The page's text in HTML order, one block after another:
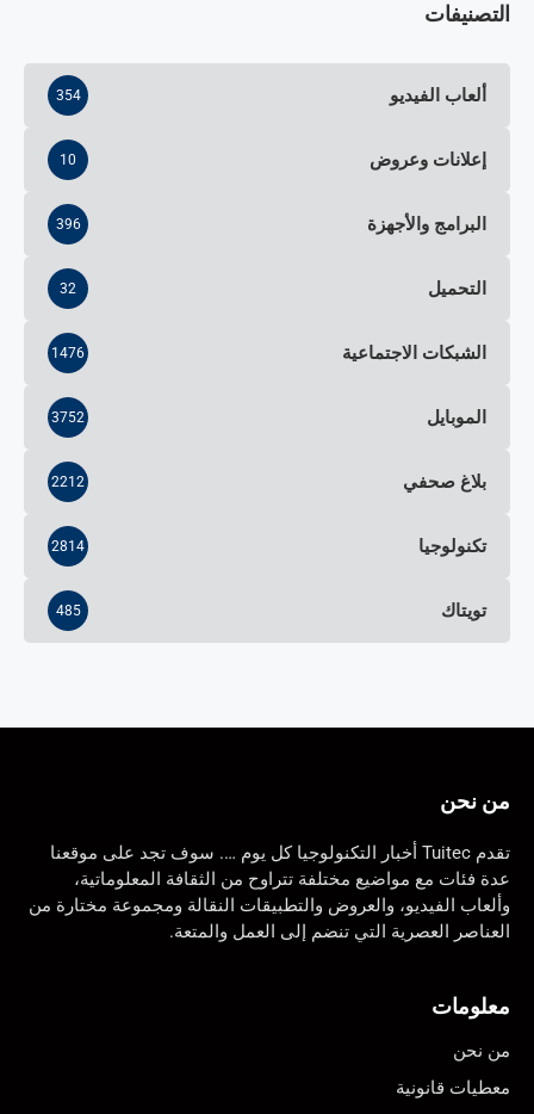
التصنيفات
ألعاب الفيديو 354
إعلانات وعروض 10
البرامج والأجهزة 396
التحميل 32
الشبكات الاجتماعية 1476
الموبايل 3752
بلاغ صحفي 2212
تكنولوجيا 2814
تويتاك 485
من نحن
تقدم Tuitec أخبار التكنولوجيا كل يوم …. سوف تجد على موقعنا
عدة فئات مع مواضيع مختلفة تتراوح من الثقافة المعلوماتية،
وألعاب الفيديو، والعروض والتطبيقات النقالة ومجموعة مختارة من
العناصر العصرية التي تنضم إلى العمل والمتعة.
معلومات
من نحن
معطيات قانونية